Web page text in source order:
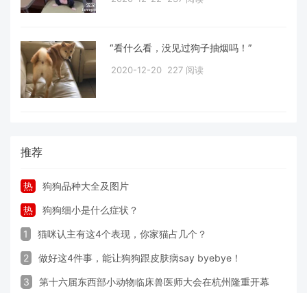
“看什么看，没见过狗子抽烟吗！”
2020-12-20 227 阅读
推荐
热 狗狗品种大全及图片
热 狗狗细小是什么症状？
1 猫咪认主有这4个表现，你家猫占几个？
2 做好这4件事，能让狗狗跟皮肤病say byebye！
3 第十六届东西部小动物临床兽医师大会在杭州隆重开幕